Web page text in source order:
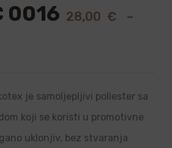
0016 28,00 €
–
je samoljepljivi poliester sa
koji se koristi u promotivne
uklonjiv, bez stvaranja